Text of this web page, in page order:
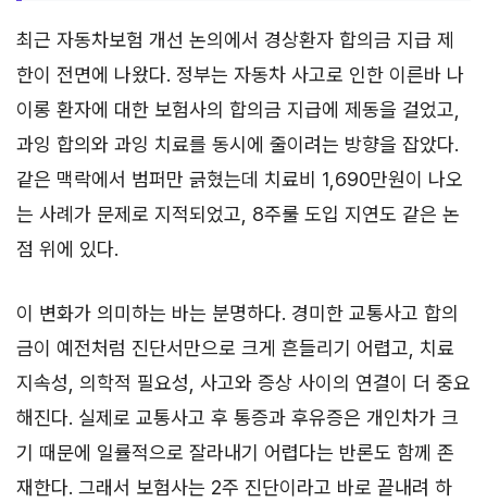
최근 자동차보험 개선 논의에서 경상환자 합의금 지급 제
한이 전면에 나왔다. 정부는 자동차 사고로 인한 이른바 나
이롱 환자에 대한 보험사의 합의금 지급에 제동을 걸었고,
과잉 합의와 과잉 치료를 동시에 줄이려는 방향을 잡았다.
같은 맥락에서 범퍼만 긁혔는데 치료비 1,690만원이 나오
는 사례가 문제로 지적되었고, 8주룰 도입 지연도 같은 논
점 위에 있다.
이 변화가 의미하는 바는 분명하다. 경미한 교통사고 합의
금이 예전처럼 진단서만으로 크게 흔들리기 어렵고, 치료
지속성, 의학적 필요성, 사고와 증상 사이의 연결이 더 중요
해진다. 실제로 교통사고 후 통증과 후유증은 개인차가 크
기 때문에 일률적으로 잘라내기 어렵다는 반론도 함께 존
재한다. 그래서 보험사는 2주 진단이라고 바로 끝내려 하